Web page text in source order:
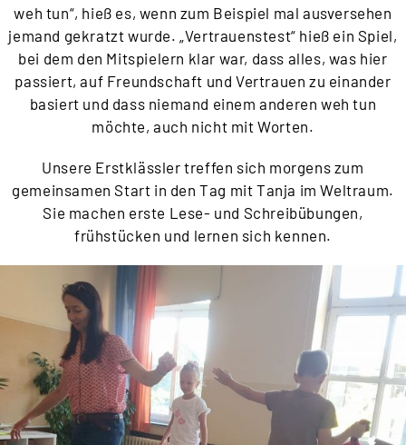
weh tun“, hieß es, wenn zum Beispiel mal ausversehen
jemand gekratzt wurde. „Vertrauenstest“ hieß ein Spiel,
bei dem den Mitspielern klar war, dass alles, was hier
passiert, auf Freundschaft und Vertrauen zu einander
basiert und dass niemand einem anderen weh tun
möchte, auch nicht mit Worten.
Unsere Erstklässler treffen sich morgens zum
gemeinsamen Start in den Tag mit Tanja im Weltraum.
Sie machen erste Lese- und Schreibübungen,
frühstücken und lernen sich kennen.